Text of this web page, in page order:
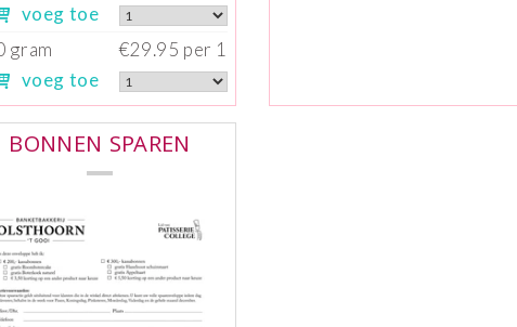
voeg toe
gram
€29.95 per 1
voeg toe
BONNEN SPAREN